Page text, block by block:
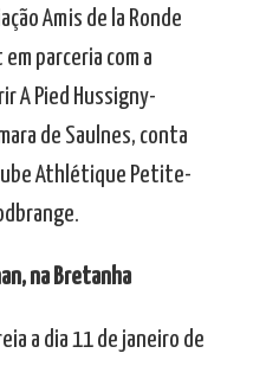
Amis de la Ronde
parceria com a
A Pied Hussigny-
de Saulnes, conta
Athlétique Petite-
na Bretanha
a dia 11 de janeiro de